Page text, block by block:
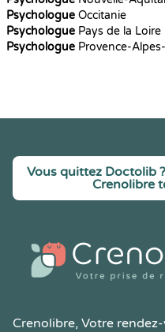
Psychologue Occitanie
Psychologue Pays de la Loire
Psychologue Provence-
Vous quittez Doctolib
Crenolibre
Crenolibre, Votre